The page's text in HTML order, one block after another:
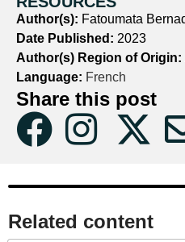
Author(s): Fatoumata
Date Published: 2023
Author(s) Region of Origin:
Language: French
Share this post
Related content​